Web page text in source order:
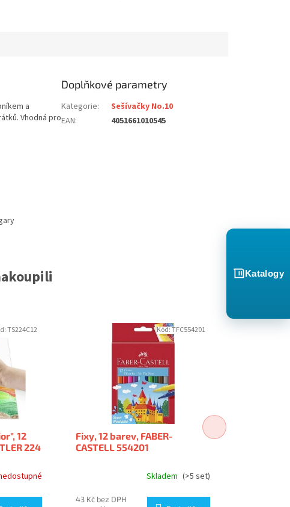
a
Vhodná pro
Doplňkové parametry
Kategorie:
Sešívačky No.10
EAN: 4051661010545
12
224
TS224C12
Fixy, 12 barev, FABER-
CASTELL 554201
Skladem (>5 set)
43 Kč bez DPH
Kód:TFC554201
Katalogy